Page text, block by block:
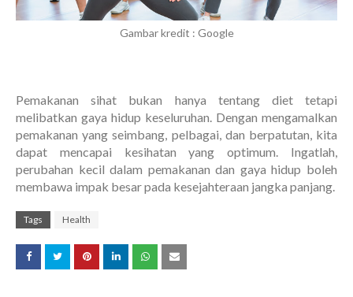
Gambar kredit : Google
Pemakanan sihat bukan hanya tentang diet tetapi
melibatkan gaya hidup keseluruhan. Dengan mengamalkan
pemakanan yang seimbang, pelbagai, dan berpatutan, kita
dapat mencapai kesihatan yang optimum. Ingatlah,
perubahan kecil dalam pemakanan dan gaya hidup boleh
membawa impak besar pada kesejahteraan jangka panjang.
Tags Health